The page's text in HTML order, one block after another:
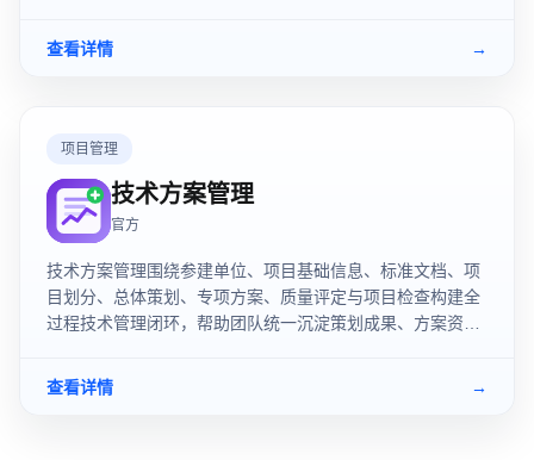
查看详情 →
项目管理
技术方案管理
官方
技术方案管理围绕参建单位、项目基础信息、标准文档、项
目划分、总体策划、专项方案、质量评定与项目检查构建全
过程技术管理闭环，帮助团队统一沉淀策划成果、方案资料
查看详情
→